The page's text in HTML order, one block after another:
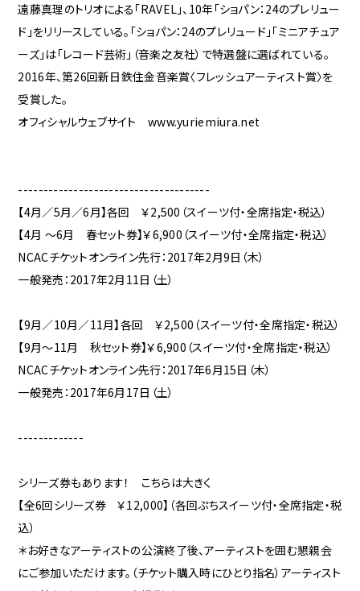
遠藤真理のトリオによる「RAVEL」、10年「ショパン：24のプレリュー
ド」をリリースしている。「ショパン：24のプレリュード」「ミニアチュア
ーズ」は「レコード芸術」（音楽之友社）で特選盤に選ばれている。
2016年、第26回新日鉄住金音楽賞〈フレッシュアーティスト賞〉を
受賞した。
オフィシャルウェブサイト www.yuriemiura.net
--------------------------------------
【4月／5月／6月】各回 ￥2,500（スイーツ付・全席指定・税込）
【4月 ～6月 春セット券】￥6,900（スイーツ付・全席指定・税込）
NCACチケットオンライン先行：2017年2月9日（木）
一般発売：2017年2月11日（土）
【9月／10月／11月】各回 ￥2,500（スイーツ付・全席指定・税込）
【9月～11月 秋セット券】￥6,900（スイーツ付・全席指定・税込）
NCACチケットオンライン先行：2017年6月15日（木）
一般発売：2017年6月17日（土）
-------------
シリーズ券もあります！ こちらは大きく
【全6回シリーズ券 ￥12,000】（各回ぷちスイーツ付・全席指定・税
込）
＊お好きなアーティストの公演終了後、アーティストを囲む懇親会
にご参加いただけます。（チケット購入時にひとり指名）アーティスト